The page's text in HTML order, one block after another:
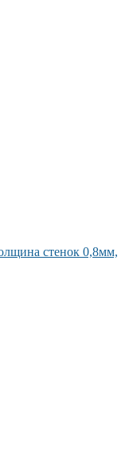
стенок 0,8мм,